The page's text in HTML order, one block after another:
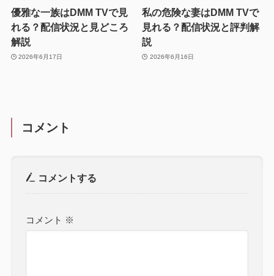
優雅な一族はDMM TVで見
れる？配信状況と見どころ
解説
2026年6月17日
私の危険な妻はDMM TVで
見れる？配信状況と評判解
説
2026年6月16日
コメント
コメントする
コメント ※